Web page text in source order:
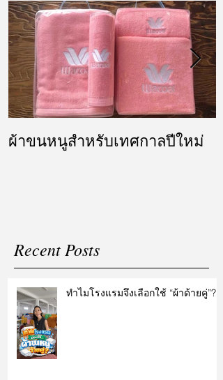
ผ้าขนหนูสำหรับเทศกาลปีใหม่
Recent Posts
ทำไมโรงแรมจึงเลือกใช้ “ผ้าด้ายคู่”?